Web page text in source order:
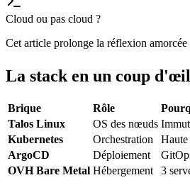
Cloud ou pas cloud ?
Cet article prolonge la réflexion amorcée
La stack en un coup d'œil
Brique Rôle
Talos Linux
OS des nœuds
Kubernetes
Orchestration
ArgoCD
Déploiement
OVH Bare Metal Hébergement 3